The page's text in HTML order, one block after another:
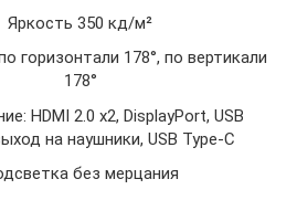
Яркость 350 кд/м²
горизонтали 178°, по вертикали
178°
HDMI 2.0 x2, DisplayPort, USB
на наушники, USB Type-C
без мерцания